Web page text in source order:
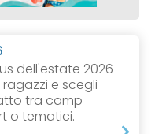
dell'estate 2026
e scegli
tra camp
o tematici.